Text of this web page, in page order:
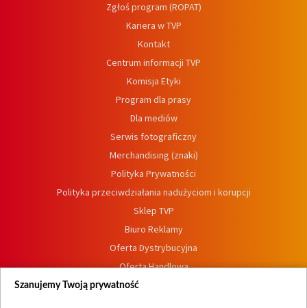
Zgłoś program (ROPAT)
Kariera w TVP
Kontakt
Centrum informacji TVP
Komisja Etyki
Program dla prasy
Dla mediów
Serwis fotograficzny
Merchandising (znaki)
Polityka Prywatności
Polityka przeciwdziałania nadużyciom i korupcji
Sklep TVP
Biuro Reklamy
Oferta Dystrybucyjna
Oferta Handlowa
Dostępność
Szanujemy Twoją prywatność